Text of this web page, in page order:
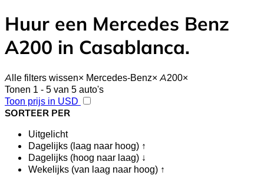
Huur een Mercedes Benz
A200 in Casablanca.
Alle filters wissen× Mercedes-Benz× A200×
Tonen 1 - 5 van 5 auto's
Toon prijs in USD
SORTEER PER
Uitgelicht
Dagelijks (laag naar hoog) ↑
Dagelijks (hoog naar laag) ↓
Wekelijks (van laag naar hoog) ↑